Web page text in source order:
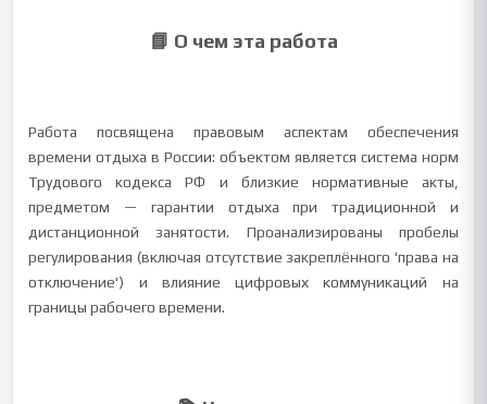
📘 О чем эта работа
Работа посвящена правовым аспектам обеспечения
времени отдыха в России: объектом является система норм
Трудового кодекса РФ и близкие нормативные акты,
предметом — гарантии отдыха при традиционной и
дистанционной занятости. Проанализированы пробелы
регулирования (включая отсутствие закреплённого 'права на
отключение') и влияние цифровых коммуникаций на
границы рабочего времени.